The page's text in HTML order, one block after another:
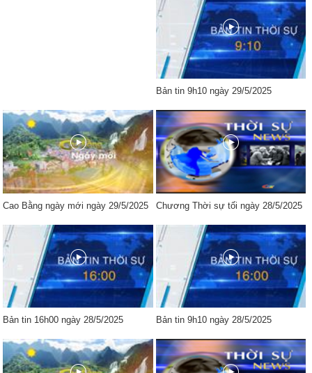
Bản tin 9h10 ngày 29/5/2025
Cao Bằng ngày mới ngày 29/5/2025 Chương Thời sự tối ngày 28/5/2025
Bản tin 16h00 ngày 28/5/2025 Bản tin 9h10 ngày 28/5/2025